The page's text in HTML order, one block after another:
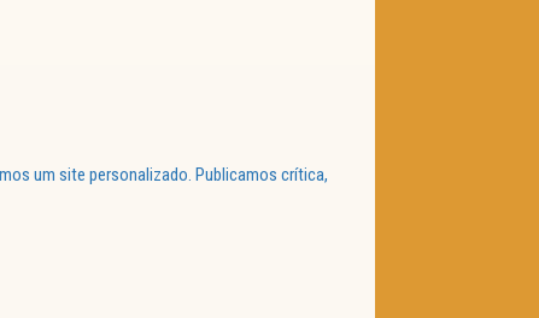
um site personalizado. Publicamos crítica,